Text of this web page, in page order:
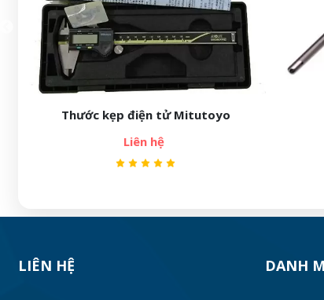
Thước kẹp điện tử Mitutoyo
Liên hệ
LIÊN HỆ DANH